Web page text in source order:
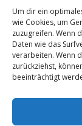
Um dir ein
wie Cookies, um
zuzugreifen. Wenn
Daten wie das
verarbeiten. Wenn
zurückziehst,
beeinträchtigt